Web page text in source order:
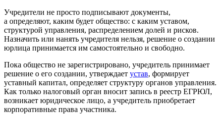
Учредители не просто подписывают документы,
а определяют, каким будет общество: с каким уставом,
структурой управления, распределением долей и рисков.
Назначить или нанять учредителя нельзя, решение о создании
юрлица принимается им самостоятельно и свободно.
Пока общество не зарегистрировано, учредитель принимает
решение о его создании, утверждает устав, формирует
уставный капитал, определяет структуру органов управления.
Как только налоговый орган вносит запись в реестр ЕГРЮЛ,
возникает юридическое лицо, а учредитель приобретает
корпоративные права участника.